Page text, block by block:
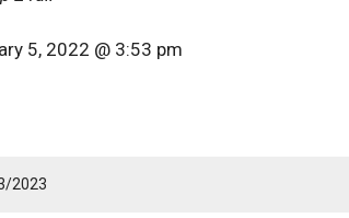
5, 2022 @ 3:53 pm
2023